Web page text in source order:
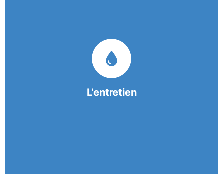
L'entretien
garantissent une prestation de nettoyage de
qualité.